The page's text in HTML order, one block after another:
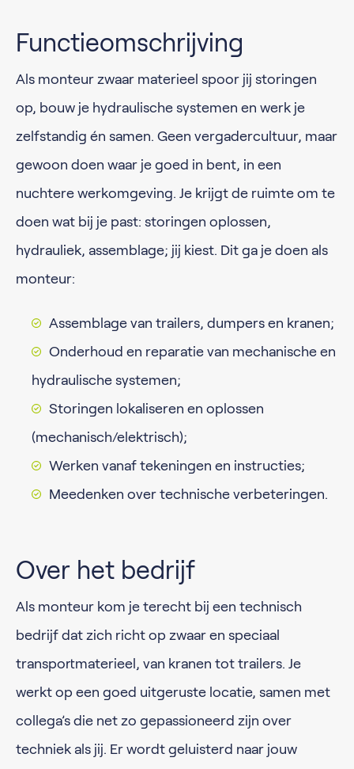
Functieomschrijving
Als monteur zwaar materieel spoor jij storingen
op, bouw je hydraulische systemen en werk je
zelfstandig én samen. Geen vergadercultuur, maar
gewoon doen waar je goed in bent, in een
nuchtere werkomgeving. Je krijgt de ruimte om te
doen wat bij je past: storingen oplossen,
hydrauliek, assemblage; jij kiest. Dit ga je doen als
monteur:
Assemblage van trailers, dumpers en kranen;
Onderhoud en reparatie van mechanische en
hydraulische systemen;
Storingen lokaliseren en oplossen
(mechanisch/elektrisch);
Werken vanaf tekeningen en instructies;
Meedenken over technische verbeteringen.
Over het bedrijf
Als monteur kom je terecht bij een technisch
bedrijf dat zich richt op zwaar en speciaal
transportmaterieel, van kranen tot trailers. Je
werkt op een goed uitgeruste locatie, samen met
collega’s die net zo gepassioneerd zijn over
techniek als jij. Er wordt geluisterd naar jouw